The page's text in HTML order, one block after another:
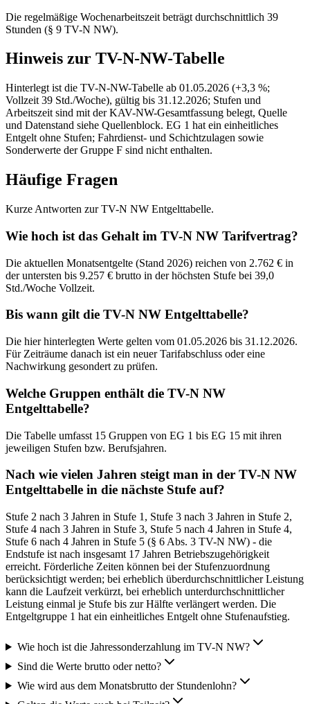
Die regelmäßige Wochenarbeitszeit beträgt durchschnittlich 39
Stunden (§ 9 TV-N NW).
Hinweis zur TV-N-NW-Tabelle
Hinterlegt ist die TV-N-NW-Tabelle ab 01.05.2026 (+3,3 %;
Vollzeit 39 Std./Woche), gültig bis 31.12.2026; Stufen und
Arbeitszeit sind mit der KAV-NW-Gesamtfassung belegt, Quelle
und Datenstand siehe Quellenblock. EG 1 hat ein einheitliches
Entgelt ohne Stufen; Fahrdienst- und Schichtzulagen sowie
Sonderwerte der Gruppe F sind nicht enthalten.
Häufige Fragen
Kurze Antworten zur TV-N NW Entgelttabelle.
Wie hoch ist das Gehalt im TV-N NW Tarifvertrag?
Die aktuellen Monatsentgelte (Stand 2026) reichen von 2.762 € in
der untersten bis 9.257 € brutto in der höchsten Stufe bei 39,0
Std./Woche Vollzeit.
Bis wann gilt die TV-N NW Entgelttabelle?
Die hier hinterlegten Werte gelten vom 01.05.2026 bis 31.12.2026.
Für Zeiträume danach ist ein neuer Tarifabschluss oder eine
Nachwirkung gesondert zu prüfen.
Welche Gruppen enthält die TV-N NW
Entgelttabelle?
Die Tabelle umfasst 15 Gruppen von EG 1 bis EG 15 mit ihren
jeweiligen Stufen bzw. Berufsjahren.
Nach wie vielen Jahren steigt man in der TV-N NW
Entgelttabelle in die nächste Stufe auf?
Stufe 2 nach 3 Jahren in Stufe 1, Stufe 3 nach 3 Jahren in Stufe 2,
Stufe 4 nach 3 Jahren in Stufe 3, Stufe 5 nach 4 Jahren in Stufe 4,
Stufe 6 nach 4 Jahren in Stufe 5 (§ 6 Abs. 3 TV-N NW) - die
Endstufe ist nach insgesamt 17 Jahren Betriebszugehörigkeit
erreicht. Förderliche Zeiten können bei der Stufenzuordnung
berücksichtigt werden; bei erheblich überdurchschnittlicher Leistung
kann die Laufzeit verkürzt, bei erheblich unterdurchschnittlicher
Leistung einmal je Stufe bis zur Hälfte verlängert werden. Die
Entgeltgruppe 1 hat ein einheitliches Entgelt ohne Stufenaufstieg.
Wie hoch ist die Jahressonderzahlung im TV-N NW?
Sind die Werte brutto oder netto?
Wie wird aus dem Monatsbrutto der Stundenlohn?